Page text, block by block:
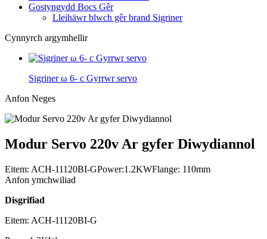
Gostyngydd Bocs Gêr
Lleihäwr blwch gêr brand Sigriner
Cynnyrch argymhellir
Sigriner ω 6- c Gyrrwr servo
Anfon Neges
Modur Servo 220v Ar gyfer Diwydiannol
Eitem: ACH-11120BI-GPower:1.2KWFlange: 110mm
Anfon ymchwiliad
Disgrifiad
Eitem: ACH-11120BI-G